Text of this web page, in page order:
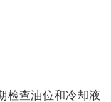
检查油位和冷却液